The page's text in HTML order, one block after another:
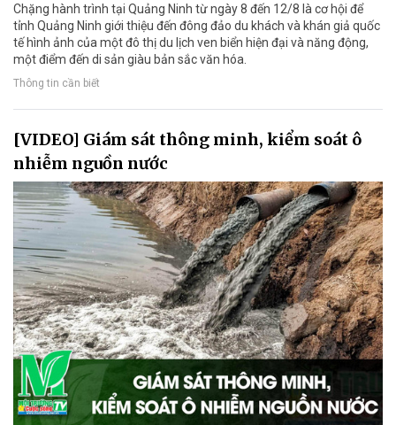
Chặng hành trình tại Quảng Ninh từ ngày 8 đến 12/8 là cơ hội để
tỉnh Quảng Ninh giới thiệu đến đông đảo du khách và khán giả quốc
tế hình ảnh của một đô thị du lịch ven biển hiện đại và năng động,
một điểm đến di sản giàu bản sắc văn hóa.
Thông tin cần biết
[VIDEO] Giám sát thông minh, kiểm soát ô
nhiễm nguồn nước